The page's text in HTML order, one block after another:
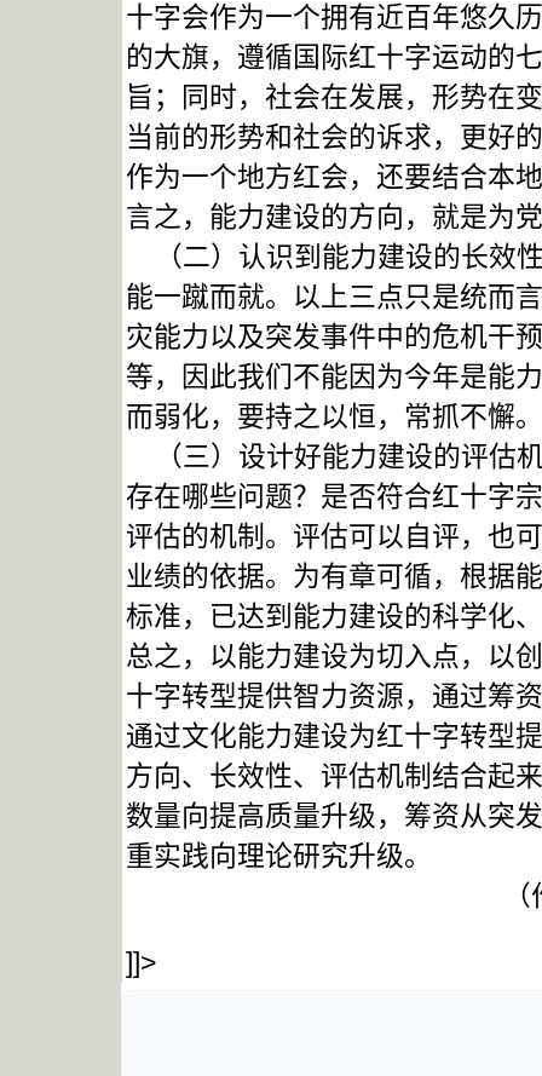
十字会作为一个拥有近百年悠久
的大旗，遵循国际红十字运动的
旨；同时，社会在发展，形势在
当前的形势和社会的诉求，更好
作为一个地方红会，还要结合本
言之，能力建设的方向，就是为
（二）认识到能力建设的长效
能一蹴而就。以上三点只是统而
灾能力以及突发事件中的危机干
等，因此我们不能因为今年是能
而弱化，要持之以恒，常抓不懈。
（三）设计好能力建设的评估
存在哪些问题？是否符合红十字
评估的机制。评估可以自评，也
业绩的依据。为有章可循，根据
标准，已达到能力建设的科学化
总之，以能力建设为切入点，以
十字转型提供智力资源，通过筹
通过文化能力建设为红十字转型
方向、长效性、评估机制结合起
数量向提高质量升级，筹资从突
重实践向理论研究升级。
]]>